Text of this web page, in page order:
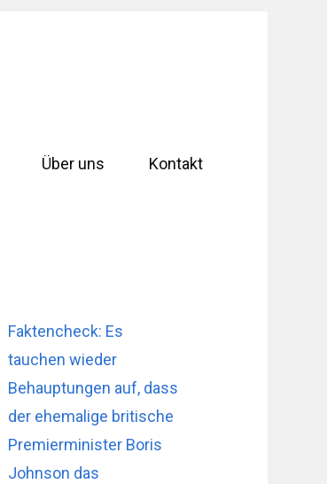
Über uns Kontakt
Faktencheck: Es
tauchen wieder
Behauptungen auf, dass
der ehemalige britische
Premierminister Boris
Johnson das